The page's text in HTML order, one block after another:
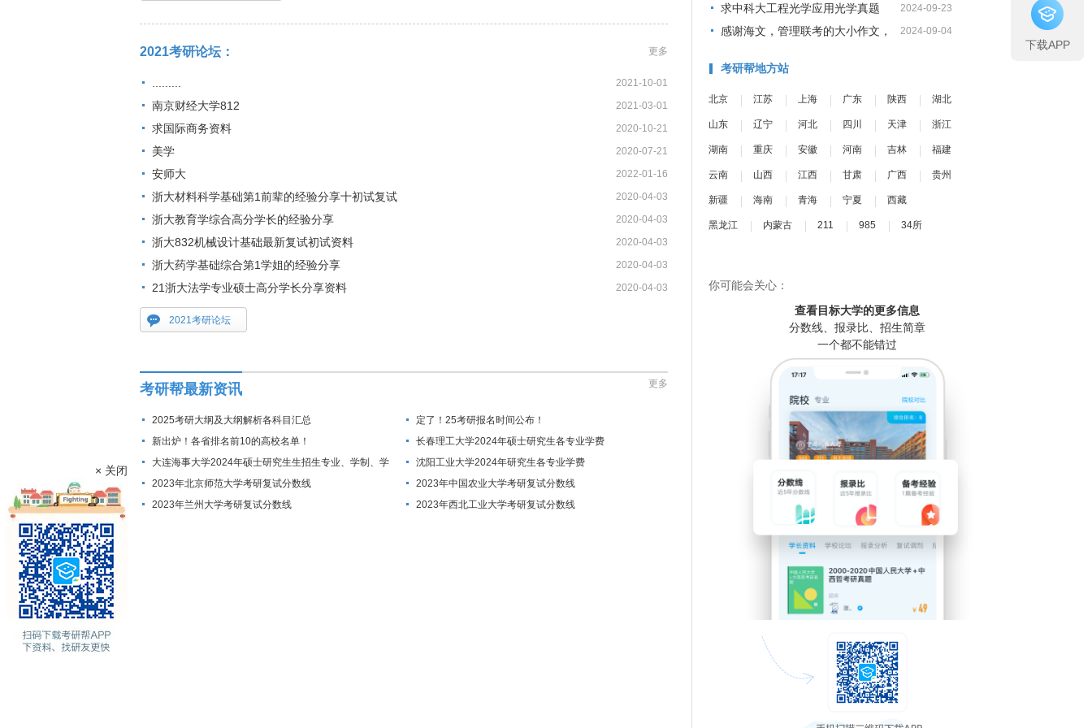
2021考研论坛： 更多
2021-10-01
2021-03-01
南京财经大学812
2020-10-21
求国际商务资料
2020-07-21
美学
2022-01-16
安师大
2020-04-03
浙大材料科学基础第1前辈的经验分享十初试复试
2020-04-03
浙大教育学综合高分学长的经验分享
2020-04-03
浙大832机械设计基础最新复试初试资料
2020-04-03
浙大药学基础综合第1学姐的经验分享
2020-04-03
21浙大法学专业硕士高分学长分享资料
2021考研论坛
考研帮最新资讯 更多
2025考研大纲及大纲解析各科目汇总
定了！25考研报名时间公布！
新出炉！各省排名前10的高校名单！
长春理工大学2024年硕士研究生各专业学费
大连海事大学2024年硕士研究生生招生专业、学制、学
费标准及拟招生人数
沈阳工业大学2024年研究生各专业学费
2023年北京师范大学考研复试分数线
2023年中国农业大学考研复试分数线
2023年兰州大学考研复试分数线
2023年西北工业大学考研复试分数线
2024-09-23
求中科大工程光学应用光学真题
2024-09-04
感谢海文，管理联考的大小作文，
考研帮地方站
北京 江苏 上海 广东 陕西 湖北
山东 辽宁 河北 四川 天津 浙江
湖南 重庆 安徽 河南 吉林 福建
云南 山西 江西 甘肃 广西 贵州
新疆 海南 青海 宁夏 西藏
黑龙江 内蒙古 211 985 34所
你可能会关心：
查看目标大学的更多信息
分数线、报录比、招生简章
一个都不能错过
× 关闭
下载APP